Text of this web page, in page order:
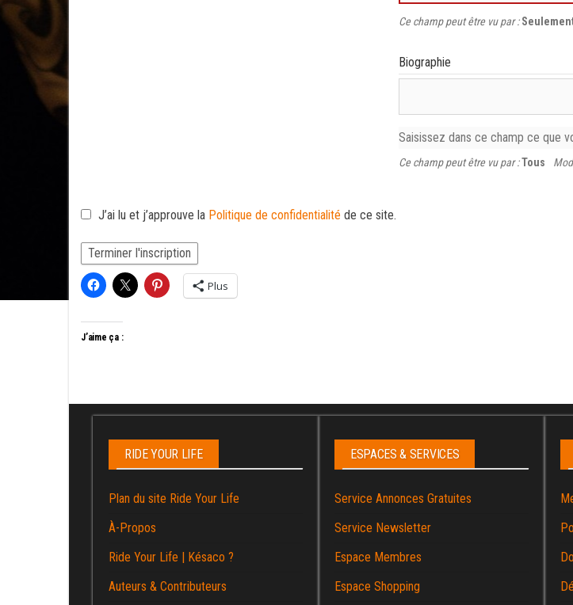
Ce champ peut être vu par :
Biographie
Saisissez dans ce champ ce que
Ce champ peut être vu par :Tous
J’ai lu et j’approuve la Politique de confidentialité de ce site.
Plus
J’aime ça :
RIDE YOUR LIFE
Plan du site Ride Your Life
À-Propos
Ride Your Life | Késaco ?
Auteurs & Contributeurs
ESPACES & SERVICES
Service Annonces Gratuites
Service Newsletter
Espace Membres
Espace Shopping